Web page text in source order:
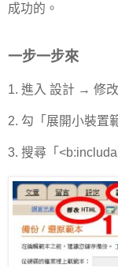
成功的。
一步一步來
1. 進入 設計 → 修
2. 勾「展開小裝置
3. 搜尋「